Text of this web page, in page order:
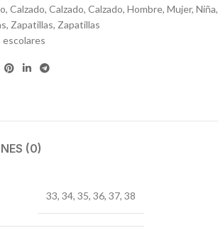
, Calzado, Calzado, Calzado, Hombre, Mujer, Niña,
, Zapatillas, Zapatillas
escolares
(0)
33, 34, 35, 36, 37, 38